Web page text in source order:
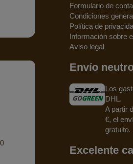
Formulario de
Condiciones
Política de
Información sobre
Aviso legal
Envío
Los
DHL.
A partir
€, el
gratuito.
Excelente